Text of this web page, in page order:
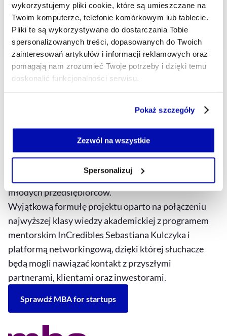
wykorzystujemy pliki cookie, które są umieszczane na
Twoim komputerze, telefonie komórkowym lub tablecie.
Pliki te są wykorzystywane do dostarczania Tobie
spersonalizowanych treści, dopasowanych do Twoich
zainteresowań artykułów i informacji reklamowych oraz
pomagają nam zrozumieć Twoje potrzeby i dzięki temu
doskonalić funkcjonalności serwisu.
Jeżeli nie wyrażasz zgody na zapisywanie plików cookie,
możesz łatwo zarządzać swoimi uprawnieniami, np. we
własnej przeglądarce internetowej lub po wybraniu opcji
naszej
Polityce Prywatności
Pokaż szczegóły
Zezwól na wszystkie
Spersonalizuj
Online MBA for
Startups
InCredibles jest inicjatorem pierwszych w Polsce
Główną Handlową w Warszawie dla startupów i
młodych przedsiębiorców.
Wyjątkową formułę projektu oparto na połączeniu
najwyższej klasy wiedzy akademickiej z programem
mentorskim InCredibles Sebastiana Kulczyka i
platformą networkingową, dzięki której słuchacze
będą mogli nawiązać kontakt z przyszłymi
partnerami, klientami oraz inwestorami.
Sprawdź MBA for startups